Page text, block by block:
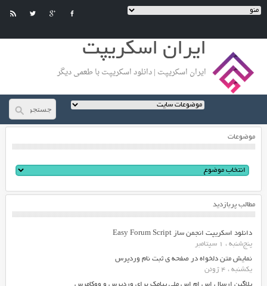
ایران اسکریپت
ایران اسکریپت | دانلود اسکریپت با طعمی دیگر
موضوعات
مطالب پربازدید
دانلود اسکریپت انجمن ساز Easy Forum Script
پنج‌شنبه ، 1 سپتامبر
نمایش متن دلخواه در صفحه ی ثبت نام وردپرس
یکشنبه ، 4 ژوئن
پلاگین ارسال اس ام اس ملی پیامک برای وردپرس و ووکامرس